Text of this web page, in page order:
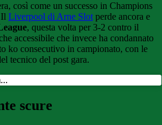
così come un successo in Champions
Il Liverpool di Arne Slotperde ancora e
, questa volta per 3-2 contro il
accessibile che invece ha condannato
ko consecutivo in campionato, con le
tecnico del post gara.
scure